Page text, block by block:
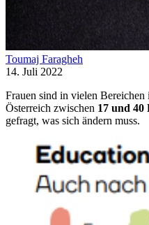
Toumaj Faragheh
14. Juli 2022
Frauen sind in vielen
Österreich zwischen 17 und 40
gefragt, was sich ändern muss.